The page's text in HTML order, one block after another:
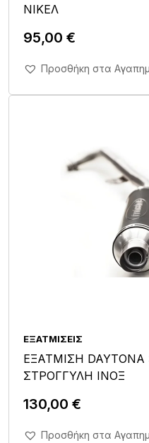
ΝΙΚΕΛ
95,00 €
Άμεση
Προσθήκη στα
ΕΞΑΤΜΊΣΕΙΣ
ΕΞΑΤΜΙΣΗ DAYTONA
ΣΤΡΟΓΓΥΛΗ ΙΝΟΞ
130,00 €
Άμεση
Προσθήκη στα